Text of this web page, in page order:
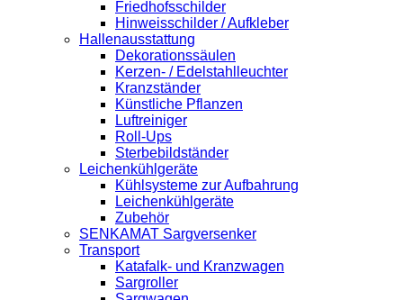
Friedhofsschilder
Hinweisschilder / Aufkleber
Hallenausstattung
Dekorationssäulen
Kerzen- / Edelstahlleuchter
Kranzständer
Künstliche Pflanzen
Luftreiniger
Roll-Ups
Sterbebildständer
Leichenkühlgeräte
Kühlsysteme zur Aufbahrung
Leichenkühlgeräte
Zubehör
SENKAMAT Sargversenker
Transport
Katafalk- und Kranzwagen
Sargroller